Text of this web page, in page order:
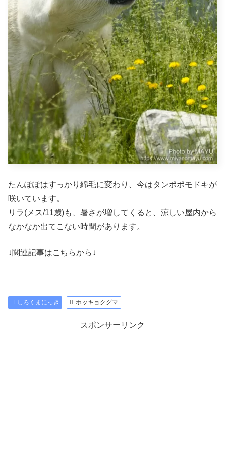
たんぽぽはすっかり綿毛に変わり、今はタンポポモドキが
咲いています。
リラ(メス/11歳)も、暑さが増してくると、涼しい屋内から
なかなか出てこない時間があります。
↓関連記事はこちらから↓
しろくまにっき ホッキョクグマ
スポンサーリンク